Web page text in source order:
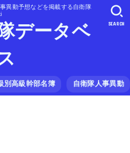
異動予想などを掲載する自衛隊
データベ
別高級幹部名簿 自衛隊人事異動
SEARCH